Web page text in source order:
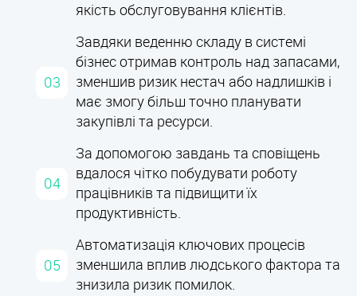
якість обслуговування клієнтів.
Завдяки веденню складу в системі
бізнес отримав контроль над запасами,
зменшив ризик нестач або надлишків і
має змогу більш точно планувати
закупівлі та ресурси.
За допомогою завдань та сповіщень
вдалося чітко побудувати роботу
працівників та підвищити їх
продуктивність.
Автоматизація ключових процесів
зменшила вплив людського фактора та
знизила ризик помилок.